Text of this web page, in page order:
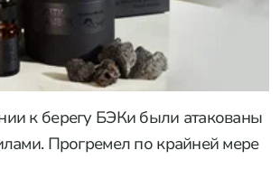
к берегу БЭКи были атакованы
Прогремел по крайней мере